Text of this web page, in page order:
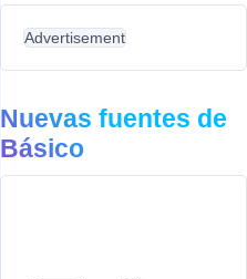
Advertisement
Nuevas fuentes de
Básico